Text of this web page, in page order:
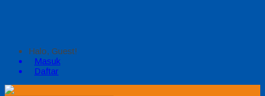
Halo, Guest!
Masuk
Daftar